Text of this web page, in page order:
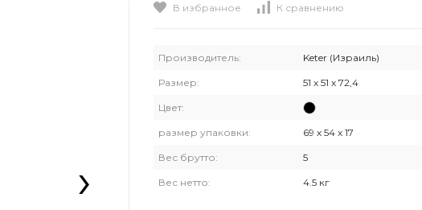
›
В избранное К сравнению
Производитель: Keter (Израиль)
Размер: 51 x 51 x 72,4
Цвет:
размер упаковки: 69 x 54 x 17
Вес брутто: 5
Вес нетто: 4.5 кг